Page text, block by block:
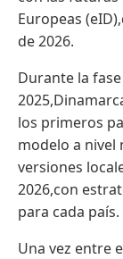
Europeas
de 2026.
Durante la
los primeros
modelo a nivel
versiones
2026,con
para cada país.
Una vez entre